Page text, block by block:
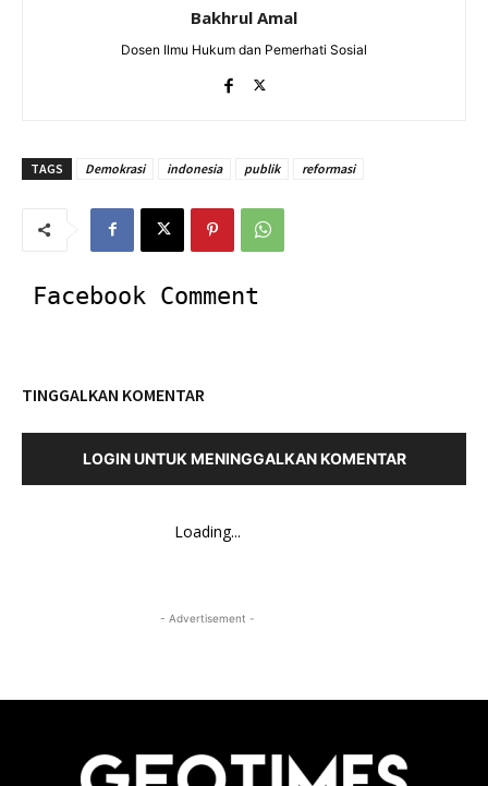
Bakhrul Amal
Dosen Ilmu Hukum dan Pemerhati Sosial
TAGS Demokrasi indonesia publik reformasi
Facebook Comment
TINGGALKAN KOMENTAR
LOGIN UNTUK MENINGGALKAN KOMENTAR
Loading...
- Advertisement -